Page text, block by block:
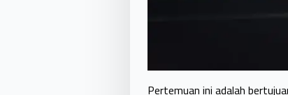
Pertemuan ini adalah